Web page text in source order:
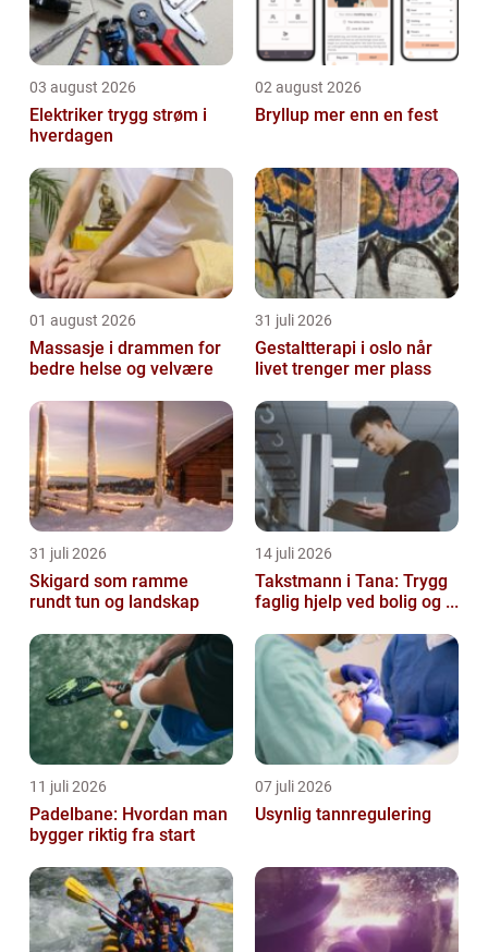
03 august 2026
Elektriker trygg strøm i
hverdagen
02 august 2026
Bryllup mer enn en fest
01 august 2026
Massasje i drammen for
bedre helse og velvære
31 juli 2026
Gestaltterapi i oslo når
livet trenger mer plass
31 juli 2026
Skigard som ramme
rundt tun og landskap
14 juli 2026
Takstmann i Tana: Trygg
faglig hjelp ved bolig og ...
11 juli 2026
Padelbane: Hvordan man
bygger riktig fra start
07 juli 2026
Usynlig tannregulering